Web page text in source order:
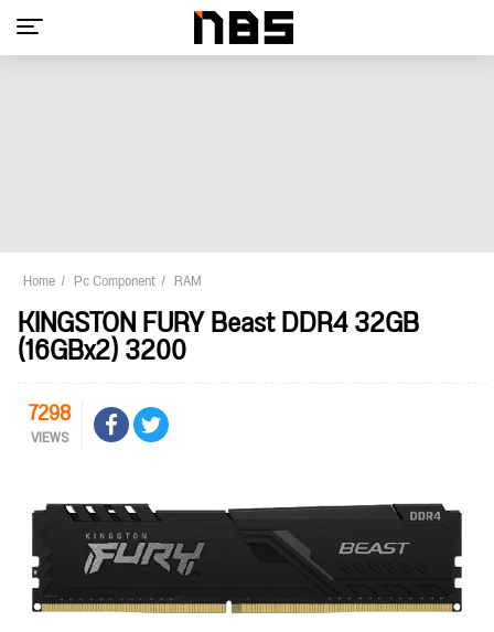
Home Pc Component RAM
KINGSTON FURY Beast DDR4 32GB
(16GBx2) 3200
7298
VIEWS